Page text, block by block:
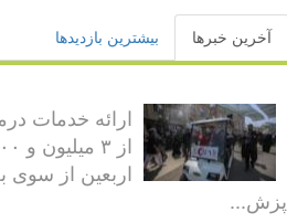
آخرین خبرها بیشترین بازدیدها
ارائه خدمات
اربعین از سوی
پزش...